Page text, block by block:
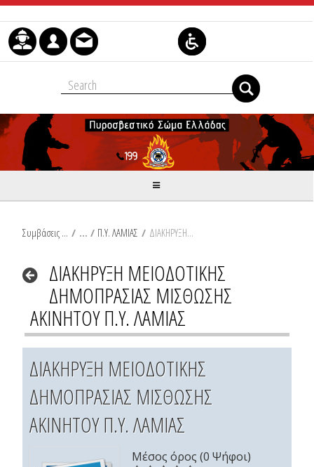
Μετάβαση στο περιεχόμενο
Συμβάσεις Διαβουλεύσεις Διαγωνισμοί / Π.Υ. ΛΑΜΙΑΣ / ΔΙΑΚΗΡΥΞΗ ΜΕΙΟΔΟΤΙΚΗΣ ΔΗΜΟΠΡΑΣΙΑΣ ΜΙΣΘΩΣΗΣ ΑΚΙΝΗΤΟΥ Π.Υ. ΛΑΜΙΑΣ
ΔΙΑΚΗΡΥΞΗ ΜΕΙΟΔΟΤΙΚΗΣ
ΔΗΜΟΠΡΑΣΙΑΣ ΜΙΣΘΩΣΗΣ
ΑΚΙΝΗΤΟΥ Π.Υ. ΛΑΜΙΑΣ
ΔΙΑΚΗΡΥΞΗ ΜΕΙΟΔΟΤΙΚΗΣ
ΔΗΜΟΠΡΑΣΙΑΣ ΜΙΣΘΩΣΗΣ
ΑΚΙΝΗΤΟΥ Π.Υ. ΛΑΜΙΑΣ
Μέσος όρος (0 Ψήφοι)